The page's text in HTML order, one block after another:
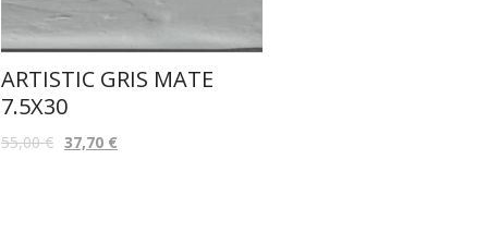
ARTISTIC GRIS MATE
7.5X30
55,00€ 37,70 €